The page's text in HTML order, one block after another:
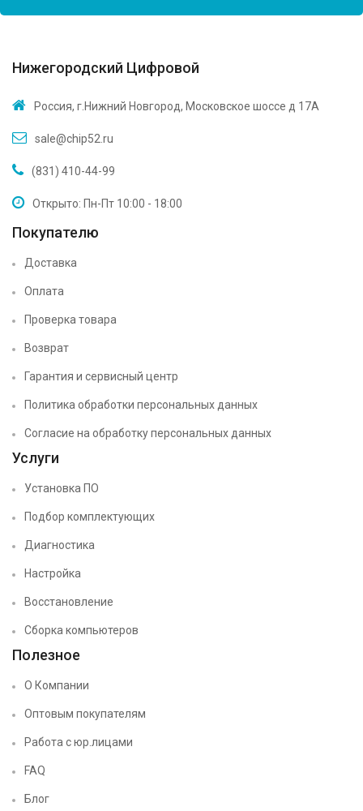
Нижегородский Цифровой
Россия, г.Нижний Новгород, Московское шоссе д 17А
sale@chip52.ru
(831) 410-44-99
Открыто: Пн-Пт 10:00 - 18:00
Покупателю
Доставка
Оплата
Проверка товара
Возврат
Гарантия и сервисный центр
Политика обработки персональных данных
Согласие на обработку персональных данных
Услуги
Установка ПО
Подбор комплектующих
Диагностика
Настройка
Восстановление
Сборка компьютеров
Полезное
О Компании
Оптовым покупателям
Работа с юр.лицами
FAQ
Блог